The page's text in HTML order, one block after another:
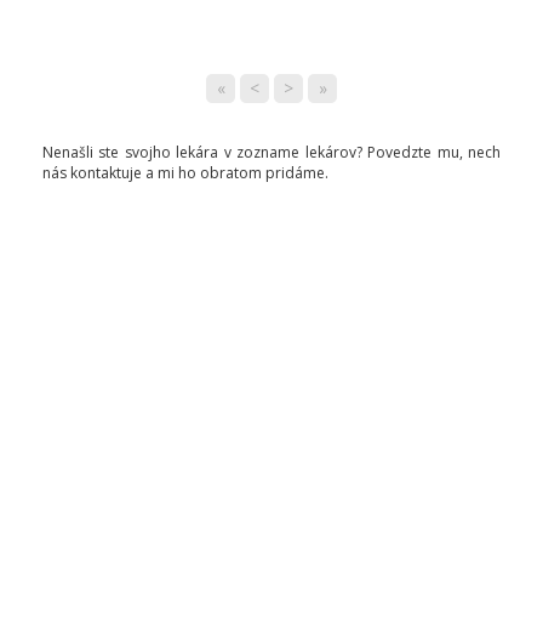
« < > »
Nenašli ste svojho lekára v zozname lekárov? Povedzte mu, nech
nás kontaktuje a mi ho obratom pridáme.